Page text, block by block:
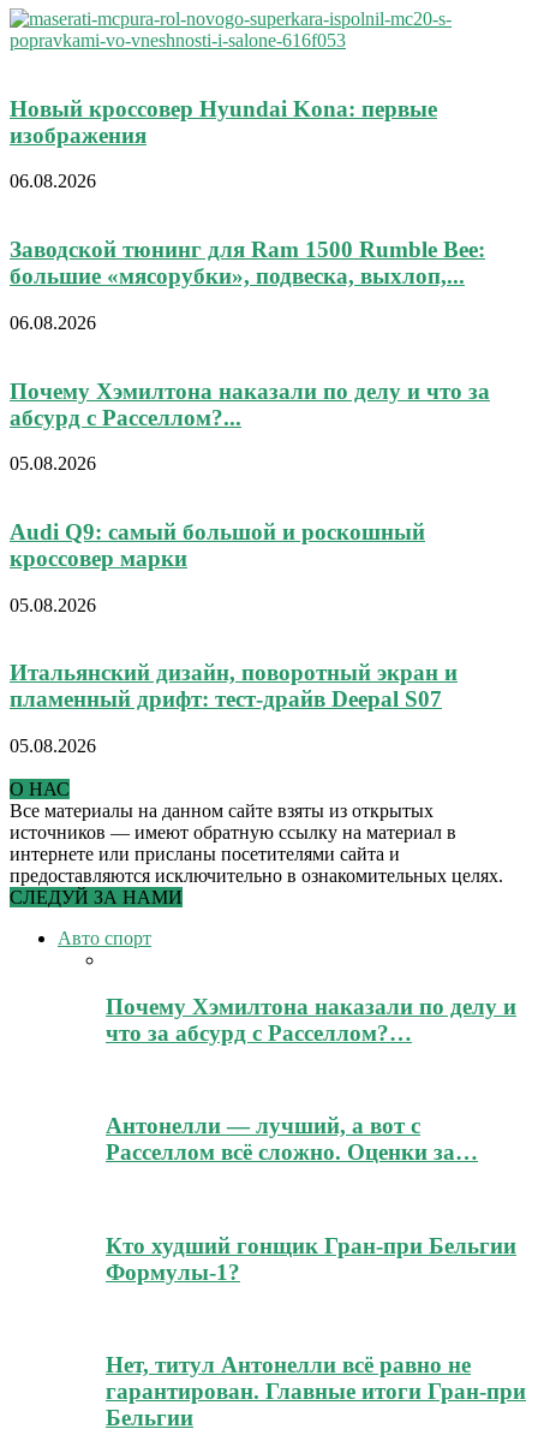
Новый кроссовер Hyundai Kona: первые
изображения
06.08.2026
Заводской тюнинг для Ram 1500 Rumble Bee:
большие «мясорубки», подвеска, выхлоп,...
06.08.2026
Почему Хэмилтона наказали по делу и что за
абсурд с Расселлом?...
05.08.2026
Audi Q9: самый большой и роскошный
кроссовер марки
05.08.2026
Итальянский дизайн, поворотный экран и
пламенный дрифт: тест-драйв Deepal S07
05.08.2026
О НАС
Все материалы на данном сайте взяты из открытых
источников — имеют обратную ссылку на материал в
интернете или присланы посетителями сайта и
предоставляются исключительно в ознакомительных целях.
СЛЕДУЙ ЗА НАМИ
Авто спорт
Почему Хэмилтона наказали по делу и
что за абсурд с Расселлом?…
Антонелли — лучший, а вот с
Расселлом всё сложно. Оценки за…
Кто худший гонщик Гран-при Бельгии
Формулы-1?
Нет, титул Антонелли всё равно не
гарантирован. Главные итоги Гран-при
Бельгии